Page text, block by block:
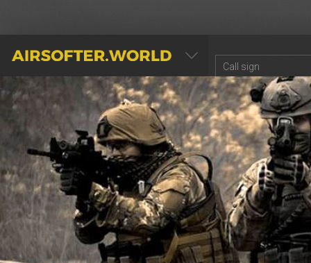
AIRSOFTER.WORLD